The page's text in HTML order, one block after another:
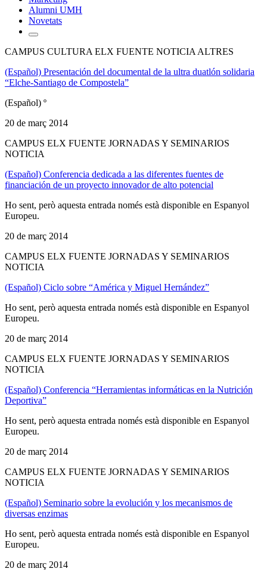
Alumni UMH
Novetats
CAMPUS CULTURA ELX FUENTE NOTICIA ALTRES
(Español) Presentación del documental de la ultra duatlón solidaria
“Elche-Santiago de Compostela”
(Español) º
20 de març 2014
CAMPUS ELX FUENTE JORNADAS Y SEMINARIOS
NOTICIA
(Español) Conferencia dedicada a las diferentes fuentes de
financiación de un proyecto innovador de alto potencial
Ho sent, però aquesta entrada només està disponible en Espanyol
Europeu.
20 de març 2014
CAMPUS ELX FUENTE JORNADAS Y SEMINARIOS
NOTICIA
(Español) Ciclo sobre “América y Miguel Hernández”
Ho sent, però aquesta entrada només està disponible en Espanyol
Europeu.
20 de març 2014
CAMPUS ELX FUENTE JORNADAS Y SEMINARIOS
NOTICIA
(Español) Conferencia “Herramientas informáticas en la Nutrición
Deportiva”
Ho sent, però aquesta entrada només està disponible en Espanyol
Europeu.
20 de març 2014
CAMPUS ELX FUENTE JORNADAS Y SEMINARIOS
NOTICIA
(Español) Seminario sobre la evolución y los mecanismos de
diversas enzimas
Ho sent, però aquesta entrada només està disponible en Espanyol
Europeu.
20 de març 2014